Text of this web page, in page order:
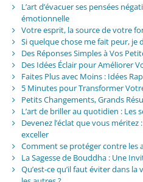
L’art d’évacuer ses pensées
émotionnelle
Votre esprit, la source de votre
Si quelque chose me fait peur, je
Des Réponses Simples à Vos
Des Idées Éclair pour Améliorer
Faites Plus avec Moins : Idées
5 Minutes pour Transformer
Petits Changements, Grands
L’art de briller au quotidien : Les
Devenez l’éclat que vous
exceller
Comment se protéger contre les
La Sagesse de Bouddha : Une
Qu’est-ce qu’il faut éviter dans